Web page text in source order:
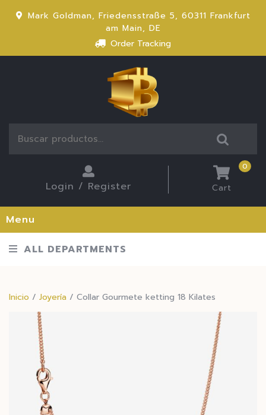
Mark Goldman, Friedensstraße 5, 60311 Frankfurt
am Main, DE
Order Tracking
Login / Register Cart
0
Menu
ALL DEPARTMENTS
Inicio / Joyería / Collar Gourmete ketting 18 Kilates